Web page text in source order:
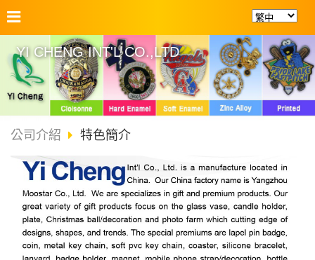
YI CHENG INT'L CO.,LTD
公司介紹 特色簡介